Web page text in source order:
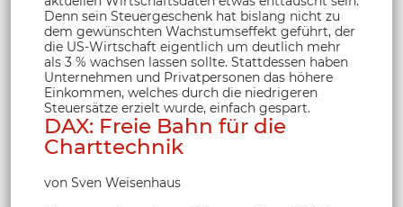
Denn sein Steuergeschenk hat bislang nicht zu
dem gewünschten Wachstumseffekt geführt, der
die US-Wirtschaft eigentlich um deutlich mehr
als 3 % wachsen lassen sollte. Stattdessen haben
Unternehmen und Privatpersonen das höhere
Einkommen, welches durch die niedrigeren
Steuersätze erzielt wurde, einfach gespart.
DAX: Freie Bahn für die
Charttechnik
von Sven Weisenhaus